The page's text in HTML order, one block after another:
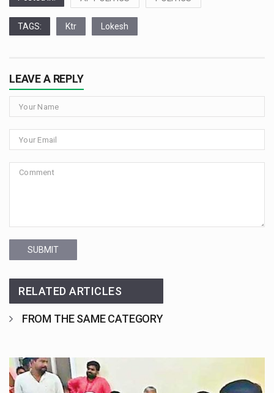
TAGS: Ktr Lokesh
LEAVE A REPLY
SUBMIT
RELATED ARTICLES
FROM THE SAME CATEGORY